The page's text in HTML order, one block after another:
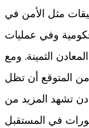
مثل الأمن في
وفي عمليات
الثمينة. ومع
من المتوقع أن تظل
تشهد المزيد من